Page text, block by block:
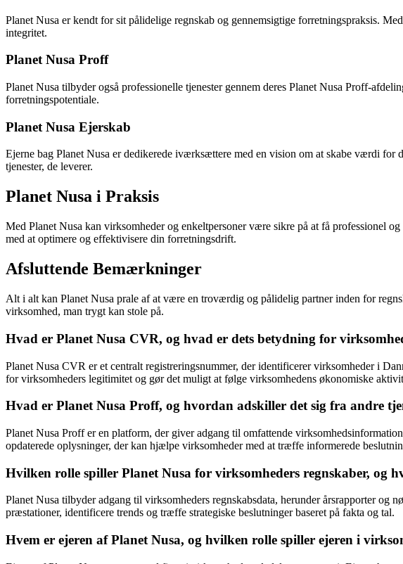
Planet Nusa er kendt for sit pålidelige regnskab og gennemsigtige forretningspraksis.
integritet.
Planet Nusa Proff
Planet Nusa tilbyder også professionelle tjenester gennem deres Planet Nusa Proff-
forretningspotentiale.
Planet Nusa Ejerskab
Ejerne bag Planet Nusa er dedikerede iværksættere med en vision om at skabe værdi for
tjenester, de leverer.
Planet Nusa i Praksis
Med Planet Nusa kan virksomheder og enkeltpersoner være sikre på at få professionel
med at optimere og effektivisere din forretningsdrift.
Afsluttende Bemærkninger
Alt i alt kan Planet Nusa prale af at være en troværdig og pålidelig partner inden for
virksomhed, man trygt kan stole på.
Hvad er Planet Nusa CVR, og hvad er dets betydning for
Planet Nusa CVR er et centralt registreringsnummer, der identificerer virksomheder i
for virksomheders legitimitet og gør det muligt at følge virksomhedens økonomiske
Hvad er Planet Nusa Proff, og hvordan adskiller det sig fra andre
Planet Nusa Proff er en platform, der giver adgang til omfattende
opdaterede oplysninger, der kan hjælpe virksomheder med at træffe informerede
Hvilken rolle spiller Planet Nusa for virksomheders regnskaber, og
Planet Nusa tilbyder adgang til virksomheders regnskabsdata, herunder årsrapporter
præstationer, identificere trends og træffe strategiske beslutninger baseret på fakta og tal.
Hvem er ejeren af Planet Nusa, og hvilken rolle spiller ejeren i